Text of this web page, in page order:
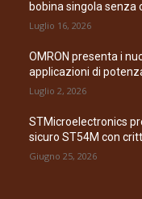
bobina singola senza
Luglio 16, 2026
OMRON presenta i
applicazioni di
Luglio 2, 2026
STMicroelectronics
sicuro ST54M con
Giugno 25, 2026